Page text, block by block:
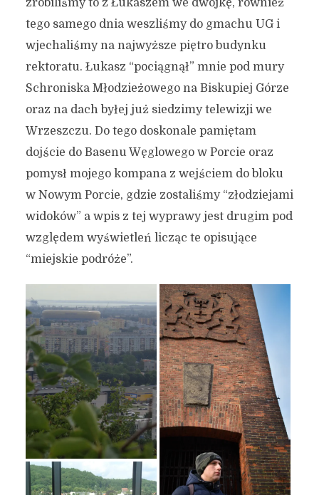
zrobiliśmy to z Łukaszem we dwójkę, również
tego samego dnia weszliśmy do gmachu UG i
wjechaliśmy na najwyższe piętro budynku
rektoratu. Łukasz “pociągnął” mnie pod mury
Schroniska Młodzieżowego na Biskupiej Górze
oraz na dach byłej już siedzimy telewizji we
Wrzeszczu. Do tego doskonale pamiętam
dojście do Basenu Węglowego w Porcie oraz
pomysł mojego kompana z wejściem do bloku
w Nowym Porcie, gdzie zostaliśmy “złodziejami
widoków” a wpis z tej wyprawy jest drugim pod
względem wyświetleń licząc te opisujące
“miejskie podróże”.